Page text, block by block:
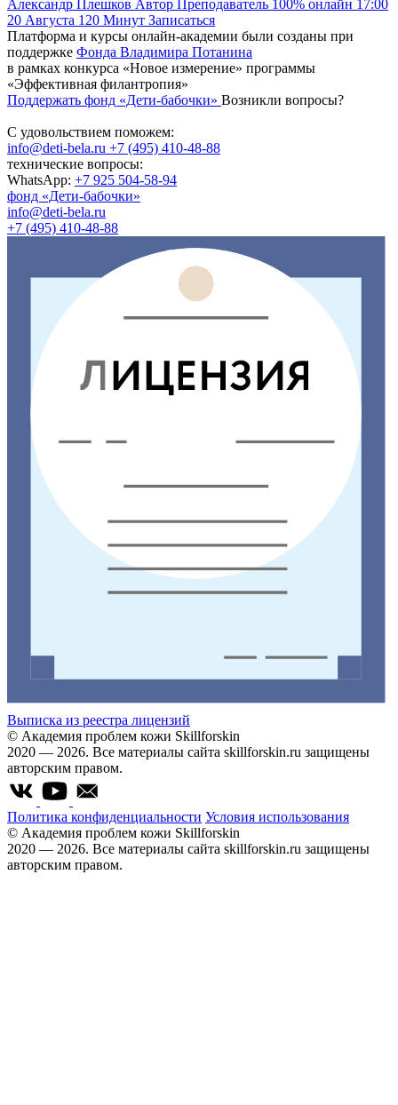
Александр Плешков Автор Преподаватель 100% онлайн 17:00
20 Августа 120 Минут Записаться
Платформа и курсы онлайн-академии были созданы при
поддержке Фонда Владимира Потанина
в рамках конкурса «Новое измерение» программы
«Эффективная филантропия»
Поддержать фонд «Дети-бабочки» Возникли вопросы?
С удовольствием поможем:
info@deti-bela.ru +7 (495) 410-48-88
технические вопросы:
WhatsApp: +7 925 504-58-94
фонд «Дети-бабочки»
info@deti-bela.ru
+7 (495) 410-48-88
Выписка из реестра лицензий
© Академия проблем кожи Skillforskin
2020 — 2026. Все материалы сайта skillforskin.ru защищены
авторским правом.
Политика конфиденциальности Условия использования
© Академия проблем кожи Skillforskin
2020 — 2026. Все материалы сайта skillforskin.ru защищены
авторским правом.